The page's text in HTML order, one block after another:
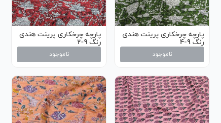
پارچه چرخکاری پرینت هندی
رنگ 9-4
ناموجود
پارچه چرخکاری پرینت هندی
رنگ 9-2
ناموجود